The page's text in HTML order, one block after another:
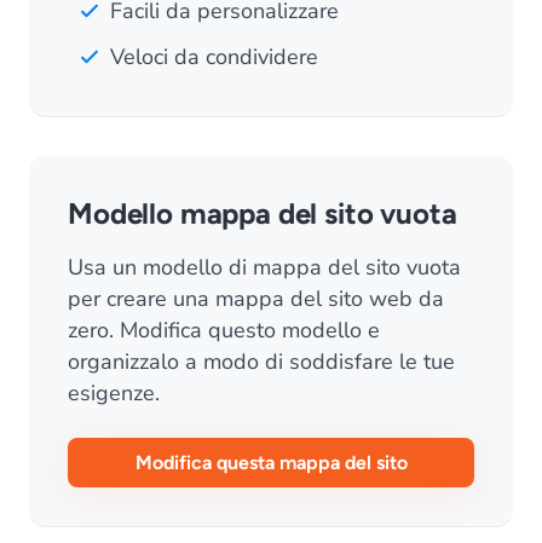
Facili da personalizzare
Veloci da condividere
Modello mappa del sito vuota
Usa un modello di mappa del sito vuota
per creare una mappa del sito web da
zero. Modifica questo modello e
organizzalo a modo di soddisfare le tue
esigenze.
Modifica questa mappa del sito